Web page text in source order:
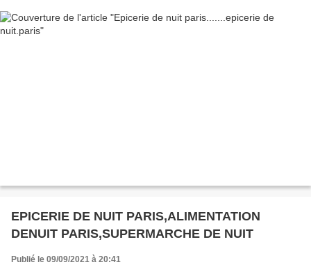
EPICERIE DE NUIT PARIS,ALIMENTATION
DENUIT PARIS,SUPERMARCHE DE NUIT
Publié le 09/09/2021 à 20:41